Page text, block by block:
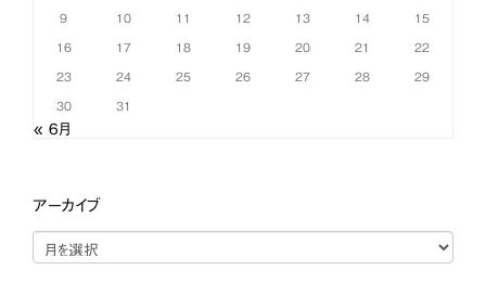
9 10 11 12 13 14 15
16 17 18 19 20 21 22
23 24 25 26 27 28 29
30 31
« 6月
アーカイブ